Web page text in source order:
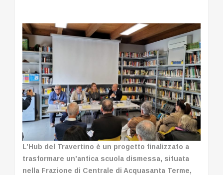
L’Hub del Travertino è un progetto finalizzato a
trasformare un’antica scuola dismessa, situata
nella Frazione di Centrale di Acquasanta Terme,